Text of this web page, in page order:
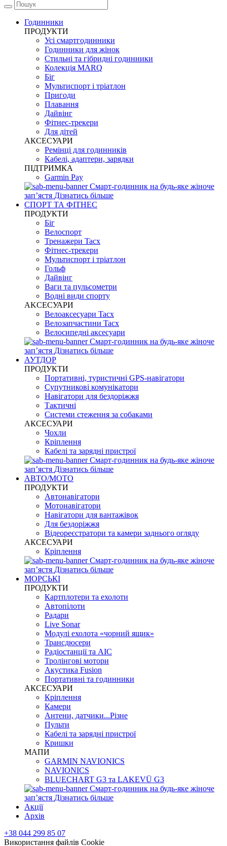
Годинники
ПРОДУКТИ
Усі смартгодинники
Годинники для жінок
Стильні та гібридні годинники
Колекція MARQ
Біг
Мультиспорт і тріатлон
Пригоди
Плавання
Дайвінг
Фітнес-трекери
Для дітей
АКСЕСУАРИ
Ремінці для годинників
Кабелі, адаптери, зарядки
ПІДТРИМКА
Garmin Pay
Смарт-годинник на будь-яке жіноче
запʼястя Дізнатись більше
СПОРТ ТА ФІТНЕС
ПРОДУКТИ
Біг
Велоспорт
Тренажери Tacx
Фітнес-трекери
Мультиспорт і тріатлон
Гольф
Дайвінг
Ваги та пульсометри
Водні види спорту
AKCЕСУАРИ
Велоаксесуари Tacx
Велозапчастини Tacx
Велосипедні аксесуари
Смарт-годинник на будь-яке жіноче
запʼястя Дізнатись більше
АУТДОР
ПРОДУКТИ
Портативні, туристичні GPS-навігатори
Супутникові комунікатори
Навігатори для бездоріжжя
Тактичні
Системи стеження за собаками
АКСЕСУАРИ
Чохли
Кріплення
Кабелі та зарядні пристрої
Смарт-годинник на будь-яке жіноче
запʼястя Дізнатись більше
АВТО/МОТО
ПРОДУКТИ
Автонавігатори
Мотонавігатори
Навігатори для вантажівок
Для бездоріжжя
Відеореєстратори та камери заднього огляду
АКСЕСУАРИ
Кріплення
Смарт-годинник на будь-яке жіноче
запʼястя Дізнатись більше
МОРСЬКІ
ПРОДУКТИ
Картплотери та ехолоти
Автопілоти
Радари
Live Sonar
Модулі ехолота «чорний ящик»
Трансдюсери
Радіостанції та АІС
Тролінгові мотори
Акустика Fusion
Портативні та годинники
АКСЕСУАРИ
Кріплення
Камери
Антени, датчики...Різне
Пульти
Кабелі та зарядні пристрої
Кришки
МАПИ
GARMIN NAVIONICS
NAVIONICS
BLUECHART G3 та LAKEVÜ G3
Смарт-годинник на будь-яке жіноче
запʼястя Дізнатись більше
Акції
Архів
+38 044 299 85 07
Використання файлів Cookie